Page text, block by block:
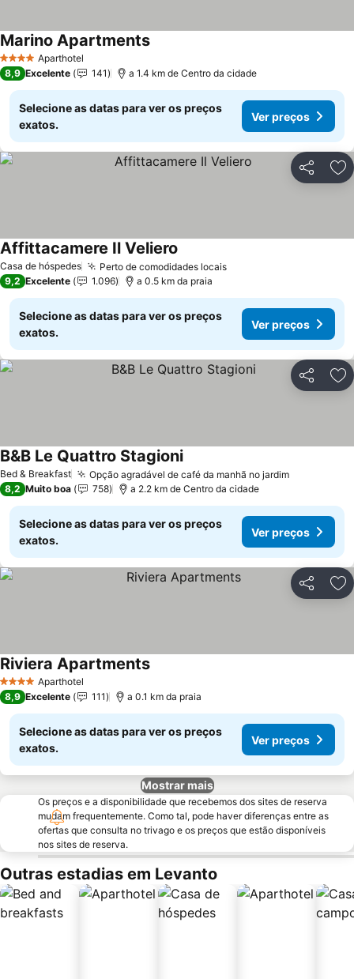
4 EstrelasAparthotel
Marino ApartmentsVer preços
8,9 Excelente 141 a 1.4 km de Centro da cidade
Selecione as datas para ver os preços
exatos.
Ver preços
Partilhar
Casa de hóspedes Perto de comodidades locaisVer preços
Affittacamere Il Veliero
9,2 Excelente 1.096 a 0.5 km da praia
Selecione as datas para ver os preços
exatos.
Ver preços
Partilhar
Bed & Breakfast Opção agradável de café da manhã no jardimVer preços
B&B Le Quattro StagioniVer preços
8,2 Muito boa 758 a 2.2 km de Centro da cidade
Selecione as datas para ver os preços
exatos.
Ver preços
Partilhar
4 EstrelasAparthotel
Riviera ApartmentsVer preços
8,9 Excelente 111 a 0.1 km da praia
Selecione as datas para ver os preços
exatos.
Ver preços
Mostrar mais
Os preços e a disponibilidade que recebemos dos sites de reserva
mudam frequentemente. Como tal, pode haver diferenças entre as
ofertas que consulta no trivago e os preços que estão disponíveis
nos sites de reserva.
Outras estadias em Levanto